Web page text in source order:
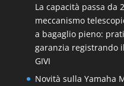
La capacità passa da
meccanismo
a bagaglio pieno:
garanzia registrando
GIVI
Novità sulla Yamaha